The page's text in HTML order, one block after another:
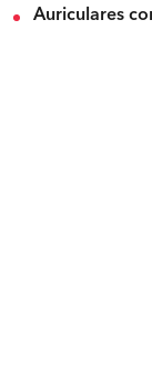
Auriculares